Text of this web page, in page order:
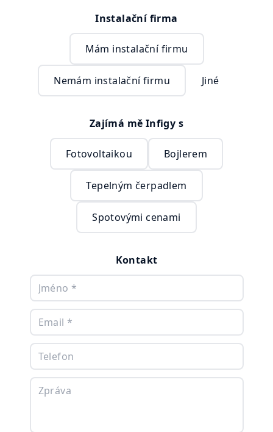
Instalační firma
Mám instalační firmu
Nemám instalační firmu Jiné
Zajímá mě Infigy s
Fotovoltaikou Bojlerem
Tepelným čerpadlem
Spotovými cenami
Kontakt